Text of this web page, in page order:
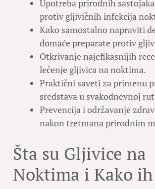
Upotreba prirodnih
protiv gljivičnih infekcija
Kako samostalno napraviti
domaće preparate protiv
Otkrivanje najefikasnijih
lečenje gljivica na noktima.
Praktični saveti za primenu
sredstava u svakodnevnoj
Prevencija i održavanje
nakon tretmana prirodnim
Šta su Gljivice na
Noktima i Kako ih